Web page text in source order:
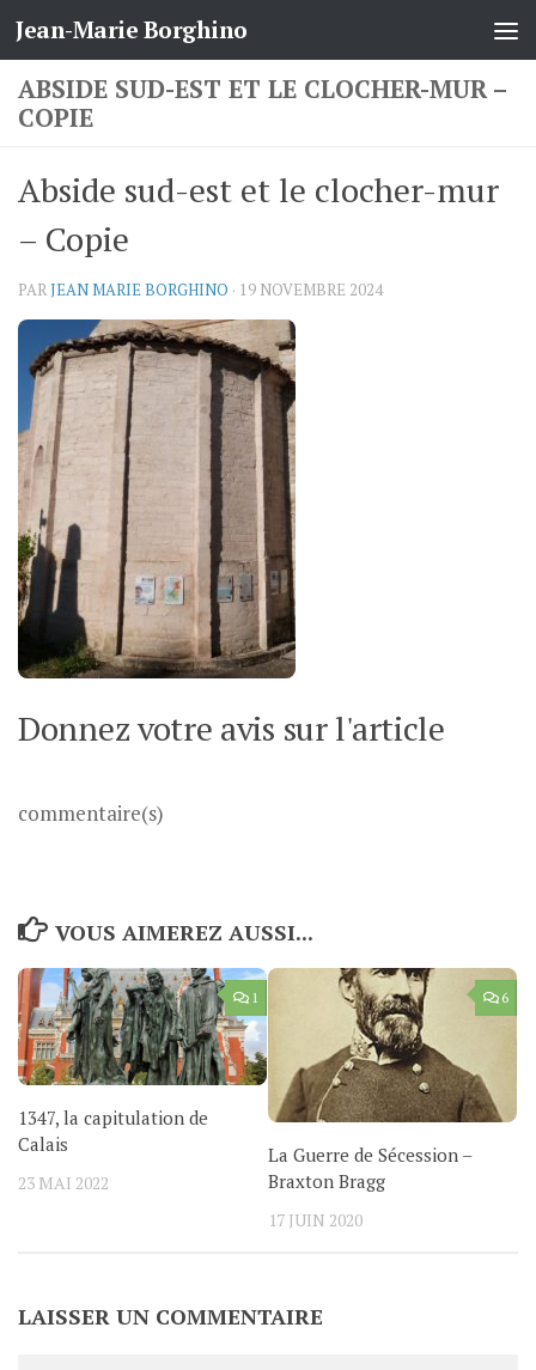
Skip to content
Jean-Marie Borghino
ABSIDE SUD-EST ET LE CLOCHER-MUR –
COPIE
Abside sud-est et le clocher-mur
– Copie
PARJEAN MARIE BORGHINO · 19 NOVEMBRE 2024
Donnez votre avis sur l'article
commentaire(s)
VOUS AIMEREZ AUSSI...
1
1347, la capitulation de
Calais
23 MAI 2022
6
La Guerre de Sécession –
Braxton Bragg
17 JUIN 2020
LAISSER UN COMMENTAIRE